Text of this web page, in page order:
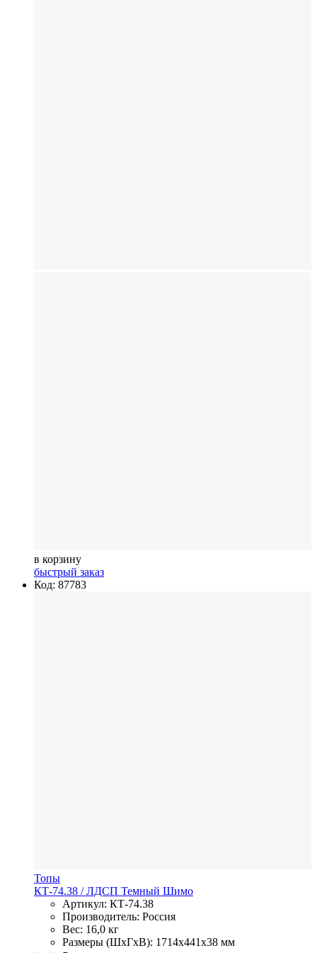
в корзину
быстрый заказ
Код: 87783
Топы
КТ-74.38 / ЛДСП Темный Шимо
Артикул: КТ-74.38
Производитель: Россия
Вес: 16,0 кг
Размеры (ШхГхВ): 1714x441x38 мм